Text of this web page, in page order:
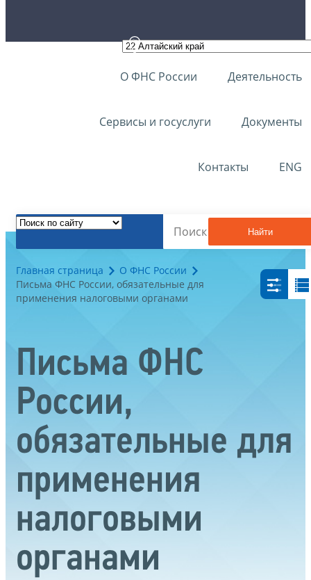
О ФНС России Деятельность
Сервисы и госуслуги Документы
Контакты ENG
Найти
Главная страница
О ФНС России
Письма ФНС России, обязательные для
применения налоговыми органами
Письма ФНС
России,
обязательные для
применения
налоговыми
органами